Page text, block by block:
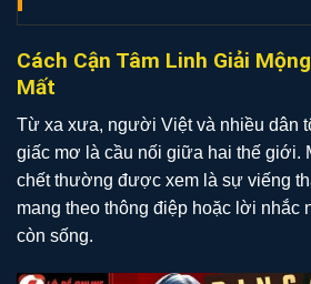
Cách Cận Tâm Linh Giải
Mất
Từ xa xưa, người Việt và nhiều dân
giấc mơ là cầu nối giữa hai thế giới.
chết thường được xem là sự viếng
mang theo thông điệp hoặc lời nhắc
còn sống.